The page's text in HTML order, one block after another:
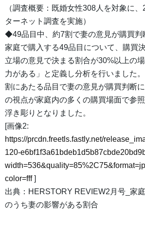
（調査概要：既婚女性308人を対象に
ターネット調査を実施）
◆49品目中、約7割で妻の意見が購買判
家庭で購入する49品目について、購買
立場の意見で決まる割合が30%以上の
力がある」と定義し分析を行いました
割にあたる品目で妻の意見が購買判断
の視点が家庭内の多くの購買場面で参
浮き彫りとなりました。
[画像2:
https://prcdn.freetls.fastly.net/
120-
color=fff]
出典：HERSTORY REVIEW2月号_家
のうち妻の影響がある割合